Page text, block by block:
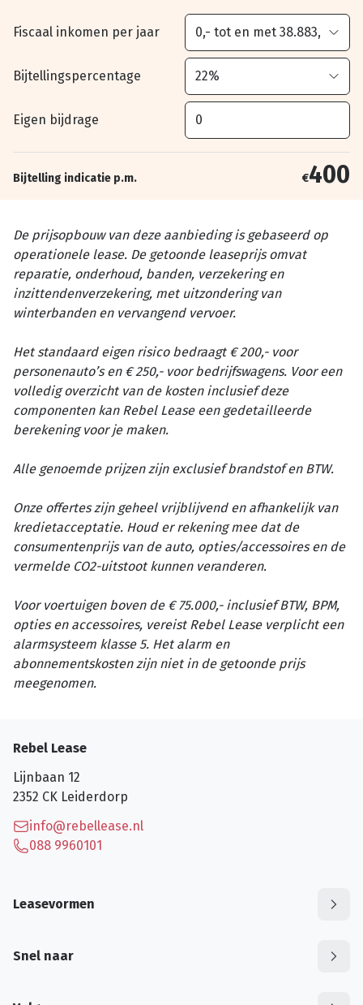
Fiscaal inkomen per jaar
Bijtellingspercentage
Eigen bijdrage
Bijtelling indicatie p.m. €400
De prijsopbouw van deze aanbieding is gebaseerd op
operationele lease. De getoonde leaseprijs omvat
reparatie, onderhoud, banden, verzekering en
inzittendenverzekering, met uitzondering van
winterbanden en vervangend vervoer.
Het standaard eigen risico bedraagt € 200,- voor
personenauto’s en € 250,- voor bedrijfswagens. Voor een
volledig overzicht van de kosten inclusief deze
componenten kan Rebel Lease een gedetailleerde
berekening voor je maken.
Alle genoemde prijzen zijn exclusief brandstof en BTW.
Onze offertes zijn geheel vrijblijvend en afhankelijk van
kredietacceptatie. Houd er rekening mee dat de
consumentenprijs van de auto, opties/accessoires en de
vermelde CO2-uitstoot kunnen veranderen.
Voor voertuigen boven de € 75.000,- inclusief BTW, BPM,
opties en accessoires, vereist Rebel Lease verplicht een
alarmsysteem klasse 5. Het alarm en
abonnementskosten zijn niet in de getoonde prijs
meegenomen.
Rebel Lease
Lijnbaan 12
2352 CK Leiderdorp
info@rebellease.nl
088 9960101
Leasevormen
Snel naar